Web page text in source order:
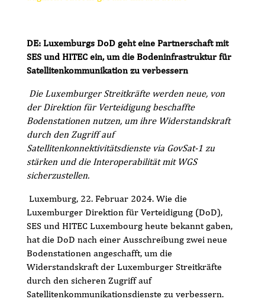
DE: Luxemburgs DoD geht eine Partnerschaft mit
SES und HITEC ein, um die Bodeninfrastruktur für
Satellitenkommunikation zu verbessern
Die Luxemburger Streitkräfte werden neue, von
der Direktion für Verteidigung beschaffte
Bodenstationen nutzen, um ihre Widerstandskraft
durch den Zugriff auf
Satellitenkonnektivitätsdienste via GovSat-1 zu
stärken und die Interoperabilität mit WGS
sicherzustellen.
Luxemburg, 22. Februar 2024. Wie die
Luxemburger Direktion für Verteidigung (DoD),
SES und HITEC Luxembourg heute bekannt gaben,
hat die DoD nach einer Ausschreibung zwei neue
Bodenstationen angeschafft, um die
Widerstandskraft der Luxemburger Streitkräfte
durch den sicheren Zugriff auf
Satellitenkommunikationsdienste zu verbessern.